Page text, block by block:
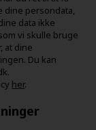
persondata,
data ikke
vi skulle bruge
at dine
Du kan
her.